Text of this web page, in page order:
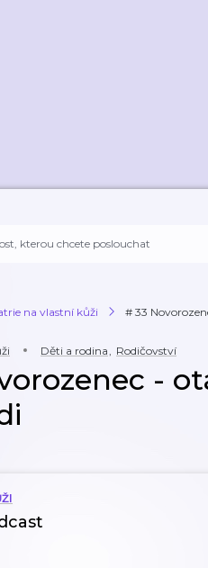
na vlastní kůži # 33
Děti a rodina, Rodičovství
-